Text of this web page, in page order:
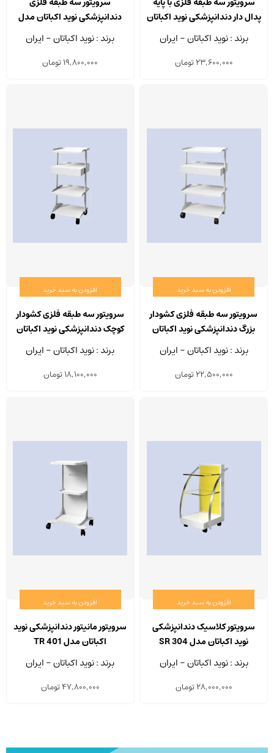
پدال دار دندانپزشکی نوید اکباتان
مدل SR 320
برند : نوید اکباتان - ایران
23,600,000تومان
دندانپزشکی نوید اکباتان مدل
SR 313
برند : نوید اکباتان - ایران
19,800,000تومان
افزودن به سبد خرید
سرویتور سه طبقه فلزی کشودار
بزرگ دندانپزشکی نوید اکباتان
مدل SR 325
برند : نوید اکباتان - ایران
22,500,000تومان
افزودن به سبد خرید
سرویتور سه طبقه فلزی کشودار
کوچک دندانپزشکی نوید اکباتان
مدل SR 323
برند : نوید اکباتان - ایران
18,100,000تومان
افزودن به سبد خرید
سرویتور کلاسیک دندانپزشکی
نوید اکباتان مدل SR 304
برند : نوید اکباتان - ایران
28,000,000تومان
افزودن به سبد خرید
سرویتور مانیتور دندانپزشکی نوید
اکباتان مدل TR 401
برند : نوید اکباتان - ایران
47,800,000تومان